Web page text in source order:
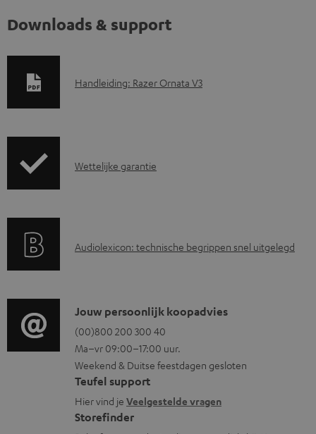
Downloads & support
D
l
d
u
m
e
n
t
e
Handleiding: Razer Ornata V3
G
n
e
i
n
f
o
r
Wettelijke garantie
A
i
o
g
l
o
s
Audiolexicon: technische begrippen snel uitgelegd
C
o
n
t
a
c
Jouw persoonlijk koopadvies
(00)800 200 300 40
Ma–vr 09:00–17:00 uur.
Weekend & Duitse feestdagen gesloten
Teufel support
Hier vind je Veelgestelde vragen
Storefinder